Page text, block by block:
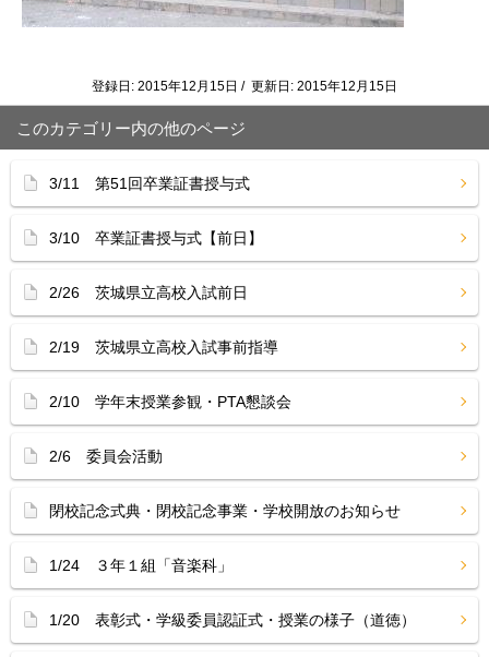
登録日: 2015年12月15日 / 更新日: 2015年12月15日
このカテゴリー内の他のページ
3/11 第51回卒業証書授与式
3/10 卒業証書授与式【前日】
2/26 茨城県立高校入試前日
2/19 茨城県立高校入試事前指導
2/10 学年末授業参観・PTA懇談会
2/6 委員会活動
閉校記念式典・閉校記念事業・学校開放のお知らせ
1/24 ３年１組「音楽科」
1/20 表彰式・学級委員認証式・授業の様子（道徳）